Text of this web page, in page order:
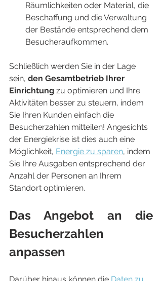
Räumlichkeiten oder Material, die
Beschaffung und die Verwaltung
der Bestände entsprechend dem
Besucheraufkommen.
Schließlich werden Sie in der Lage
sein, den Gesamtbetrieb Ihrer
Einrichtung zu optimieren und Ihre
Aktivitäten besser zu steuern, indem
Sie Ihren Kunden einfach die
Besucherzahlen mitteilen! Angesichts
der Energiekrise ist dies auch eine
Möglichkeit, Energie zu sparen, indem
Sie Ihre Ausgaben entsprechend der
Anzahl der Personen an Ihrem
Standort optimieren.
Das Angebot an die
Besucherzahlen
anpassen